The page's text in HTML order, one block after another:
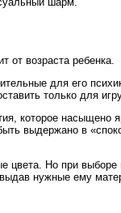
от возраста ребенка.
для его
только для
которое
выдержано в
Но при выборе
нужные ему